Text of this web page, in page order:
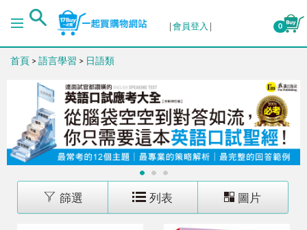
排序
出版日期 (舊→新)
銷售量 (高→低)
銷售量 (低→高)
會員登入 0
首頁 > 語言學習 > 日語類
1 2 3
篩選 列表 圖片